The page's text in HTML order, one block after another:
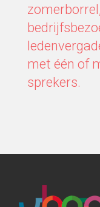
met één of
sprekers.